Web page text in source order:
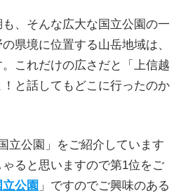
、そんな広大な国立公園の一
県境に位置する山岳地域は、
これだけの広さだと「上信越
と話してもどこに行ったのか
立公園」をご紹介しています
ると思いますので第1位をご
公園 」ですのでご興味のある